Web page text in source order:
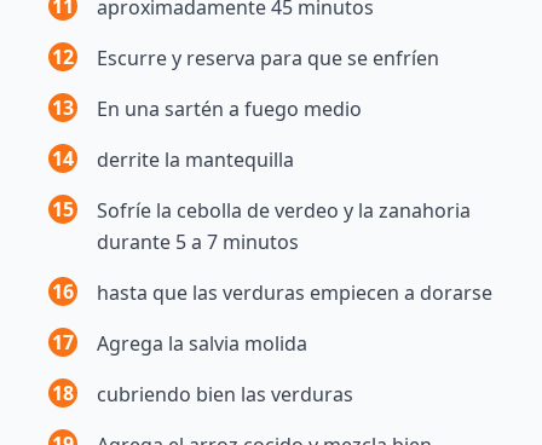
11
aproximadamente 45 minutos
12
Escurre y reserva para que se enfríen
13
En una sartén a fuego medio
14
derrite la mantequilla
15
Sofríe la cebolla de verdeo y la zanahoria
durante 5 a 7 minutos
16
hasta que las verduras empiecen a dorarse
17
Agrega la salvia molida
18
cubriendo bien las verduras